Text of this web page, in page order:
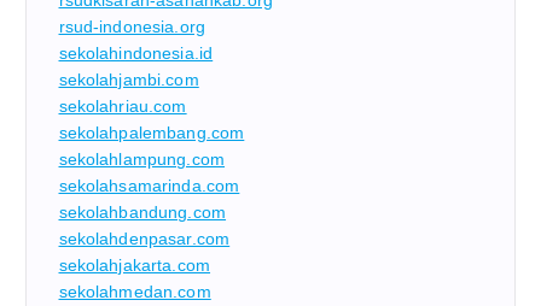
rsud-indonesia.org
sekolahindonesia.id
sekolahjambi.com
sekolahriau.com
sekolahpalembang.com
sekolahlampung.com
sekolahsamarinda.com
sekolahbandung.com
sekolahdenpasar.com
sekolahjakarta.com
sekolahmedan.com